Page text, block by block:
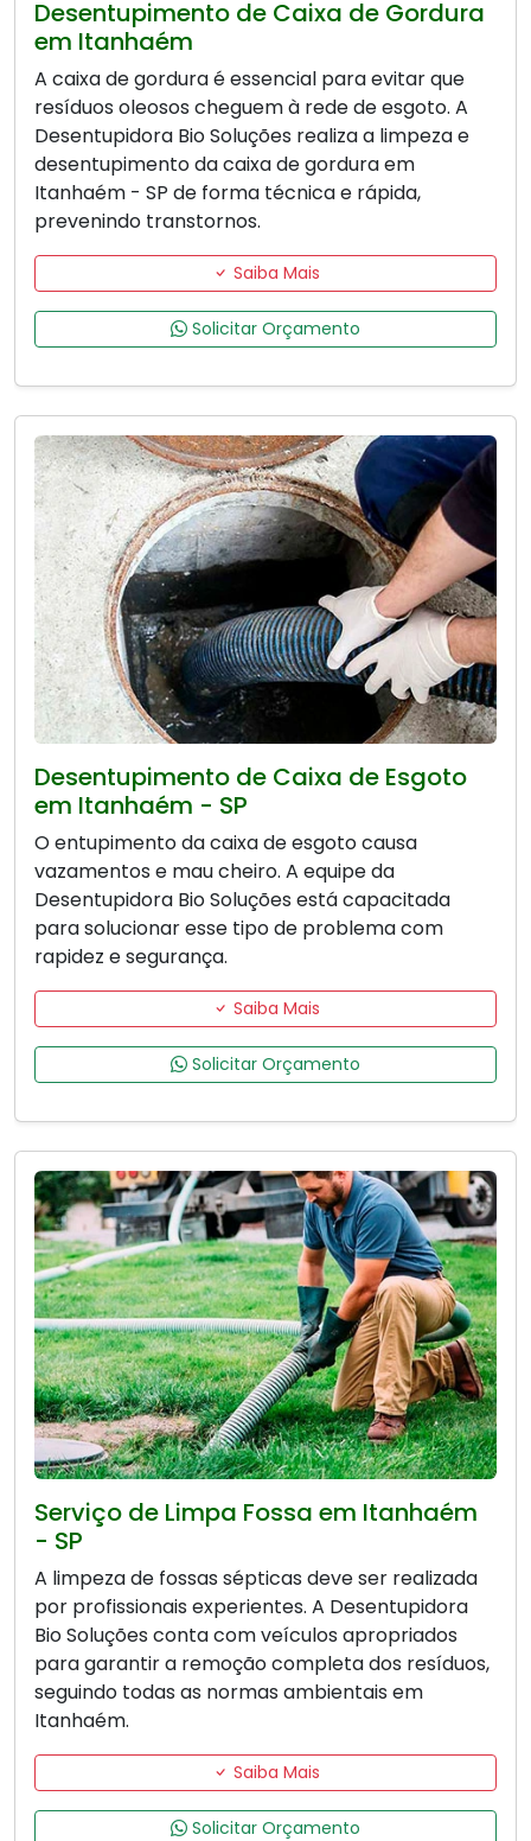
Desentupimento de Caixa de Gordura
em Itanhaém
A caixa de gordura é essencial para evitar que
resíduos oleosos cheguem à rede de esgoto. A
Desentupidora Bio Soluções realiza a limpeza e
desentupimento da caixa de gordura em
Itanhaém - SP de forma técnica e rápida,
prevenindo transtornos.
Saiba Mais
Solicitar Orçamento
Desentupimento de Caixa de Esgoto
em Itanhaém - SP
O entupimento da caixa de esgoto causa
vazamentos e mau cheiro. A equipe da
Desentupidora Bio Soluções está capacitada
para solucionar esse tipo de problema com
rapidez e segurança.
Saiba Mais
Solicitar Orçamento
Serviço de Limpa Fossa em Itanhaém
- SP
A limpeza de fossas sépticas deve ser realizada
por profissionais experientes. A Desentupidora
Bio Soluções conta com veículos apropriados
para garantir a remoção completa dos resíduos,
seguindo todas as normas ambientais em
Itanhaém.
Saiba Mais
Solicitar Orçamento